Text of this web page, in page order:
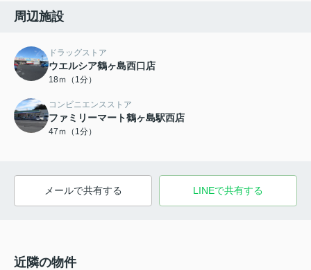
周辺施設
ドラッグストア
ウエルシア鶴ヶ島西口店
18ｍ（1分）
コンビニエンスストア
ファミリーマート鶴ヶ島駅西店
47ｍ（1分）
メールで共有する LINEで共有する
近隣の物件